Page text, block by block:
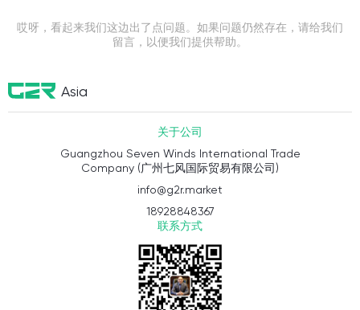
哎呀，看起来我们这边出了点问题。如果问题仍然存在，请给我们
留言，以便我们提供帮助。
Asia
关于公司
Guangzhou Seven Winds International Trade
Company (广州七风国际贸易有限公司)
info@g2r.market
18928848367
联系方式